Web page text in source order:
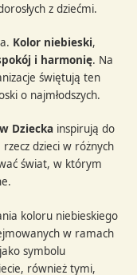
z dziećmi.
Kolor niebieski,
i harmonię. Na
świętują ten
o najmłodszych.
Dziecka inspirują do
rzecz dzieci w różnych
świat, w którym
koloru niebieskiego
w ramach
symbolu
również tymi,